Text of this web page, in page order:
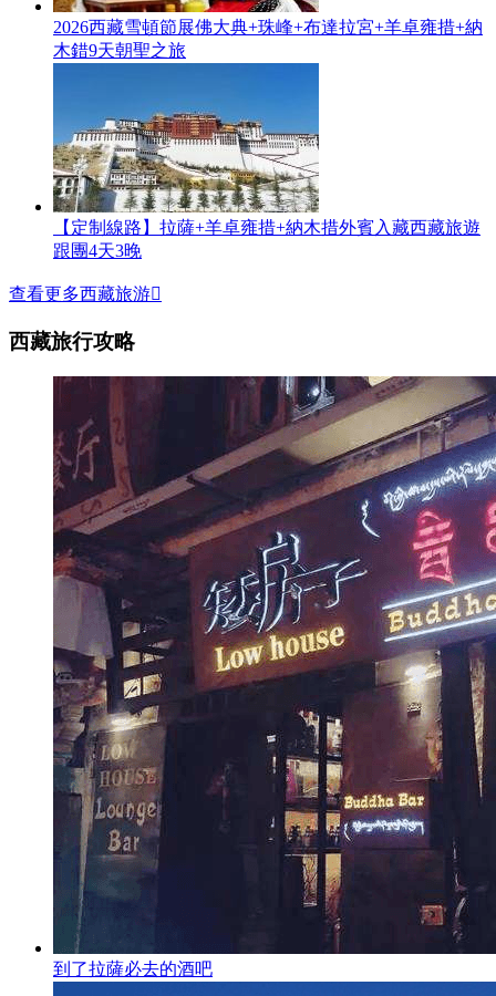
2026西藏雪頓節展佛大典+珠峰+布達拉宮+羊卓雍措+納
木錯9天朝聖之旅
【定制線路】拉薩+羊卓雍措+納木措外賓入藏西藏旅遊
跟團4天3晚
查看更多西藏旅游
西藏旅行攻略
到了拉薩必去的酒吧